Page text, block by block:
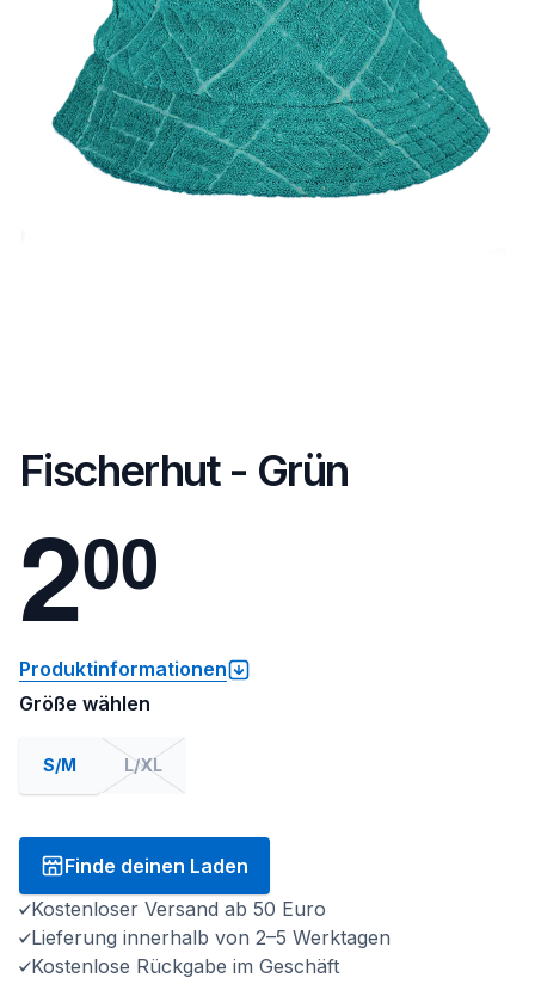
Fischerhut - Grün
200
Produktinformationen
Größe wählen
S/M L/XL
Finde deinen Laden
Kostenloser Versand ab 50 Euro
Lieferung innerhalb von 2–5 Werktagen
Kostenlose Rückgabe im Geschäft